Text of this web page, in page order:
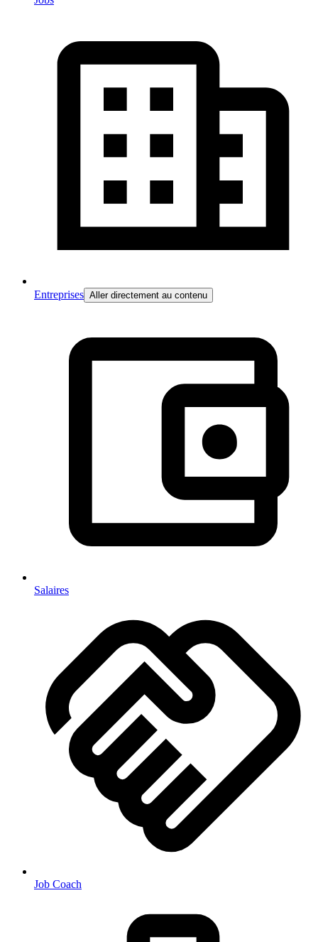
Entreprises Aller directement au contenu
Salaires
Job Coach